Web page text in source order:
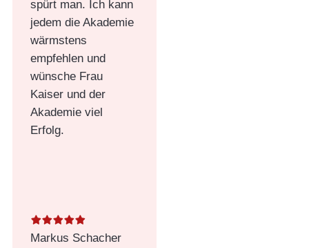
spürt man. Ich kann
jedem die Akademie
wärmstens
empfehlen und
wünsche Frau
Kaiser und der
Akademie viel
Erfolg.
Markus Schacher